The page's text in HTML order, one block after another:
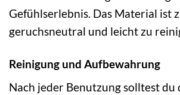
Gefühlserlebnis. Das Material ist
geruchsneutral und leicht zu
Reinigung und Aufbewahrung
Nach jeder Benutzung solltest du